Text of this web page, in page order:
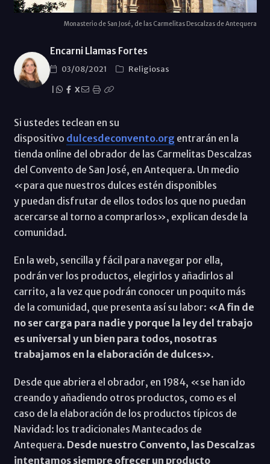
Monasterio de San José, de las Carmelitas Descalzas de Antequera
Encarni Llamas Fortes
03/08/2021
Religiosas
X
Si ustedes teclean en su
dispositivo dulcesdeconvento.org entrarán en la
tienda online del obrador de las Carmelitas Descalzas
del Convento de San José, en Antequera. Un medio
«para que nuestros dulces estén disponibles
y puedan disfrutar de ellos todos los que no puedan
acercarse al torno a comprarlos», explican desde la
comunidad.
En la web, sencilla y fácil para navegar por ella,
podrán ver los productos, elegirlos y añadirlos al
carrito, a la vez que podrán conocer un poquito más
de la comunidad, que presenta así su labor: «A fin de
no ser carga para nadie y porque la ley del trabajo
es universal y un bien para todos, nosotras
trabajamos en la elaboración de dulces».
Desde que abriera el obrador, en 1984, «se han ido
creando y añadiendo otros productos, como es el
caso de la elaboración de los productos típicos de
Navidad: los tradicionales Mantecados de
Antequera. Desde nuestro Convento, las Descalzas
intentamos siempre ofrecer un producto